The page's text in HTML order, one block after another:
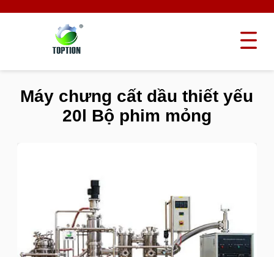
Máy chưng cất dầu thiết yếu
20l Bộ phim mỏng